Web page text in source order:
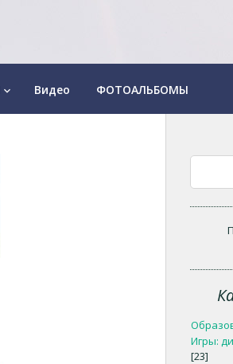
keyboard_arrow_down Видео ФОТОАЛЬБОМЫ
Игры:
[23]